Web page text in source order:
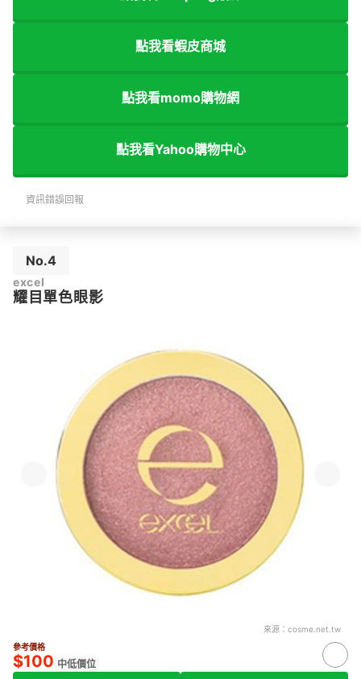
點我看蝦皮商城
點我看momo購物網
點我看Yahoo購物中心
資訊錯誤回報
No.4
excel
耀目單色眼影
來源： cosme.net.tw
參考價格
$100 中低價位